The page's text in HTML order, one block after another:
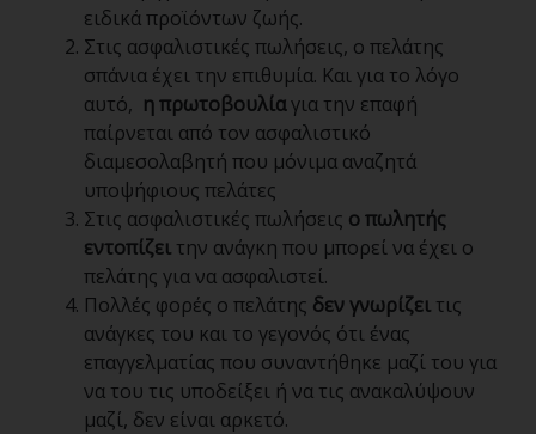
ειδικά προϊόντων ζωής.
Στις ασφαλιστικές πωλήσεις, ο πελάτης
σπάνια έχει την επιθυμία. Και για το λόγο
αυτό, η πρωτοβουλίαγια την επαφή
παίρνεται από τον ασφαλιστικό
διαμεσολαβητή που μόνιμα αναζητά
υποψήφιους πελάτες
Στις ασφαλιστικές πωλήσεις ο πωλητής
εντοπίζει την ανάγκη που μπορεί να έχει ο
πελάτης για να ασφαλιστεί.
Πολλές φορές ο πελάτης δεν γνωρίζει τις
ανάγκες του και το γεγονός ότι ένας
επαγγελματίας που συναντήθηκε μαζί του για
να του τις υποδείξει ή να τις ανακαλύψουν
μαζί, δεν είναι αρκετό.